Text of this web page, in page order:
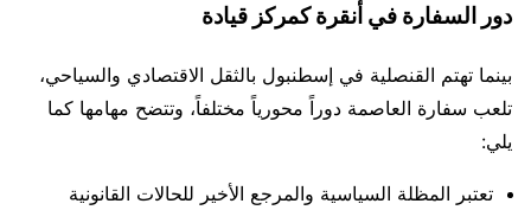
دور السفارة في أنقرة كمركز قيادة
بينما تهتم القنصلية في إسطنبول بالثقل الاقتصادي والسياحي،
تلعب سفارة العاصمة دوراً محورياً مختلفاً، وتتضح مهامها كما
يلي:
تعتبر المظلة السياسية والمرجع الأخير للحالات القانونية